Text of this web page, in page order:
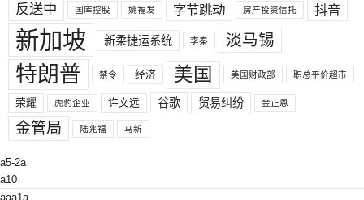
反送中 国库控股 姚福发 字节跳动 房产投资信托 抖音
新加坡 新柔捷运系统 李秦 淡马锡
特朗普 禁令 经济 美国 美国财政部 职总平价超市
荣耀 虎豹企业 许文远 谷歌 贸易纠纷 金正恩
金管局 陆兆福 马新
a5-2a
a10
aaa1a